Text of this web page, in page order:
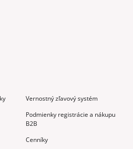
Vernostný zľavový systém
Podmienky registrácie a nákupu
B2B
Cenníky